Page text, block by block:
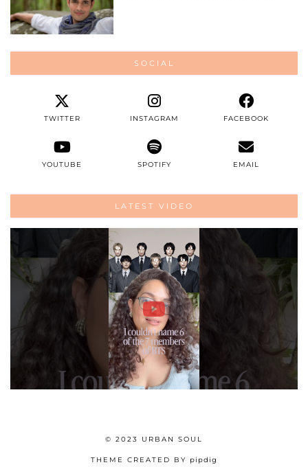
SOCIAL
TWITTER INSTAGRAM FACEBOOK
YOUTUBE SPOTIFY EMAIL
LATEST VIDEO
© 2023 URBAN SOUL
THEME CREATED BY pipdig